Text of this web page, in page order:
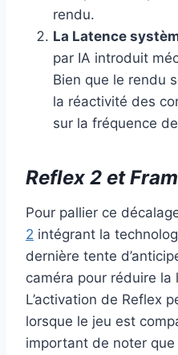
rendu.
La Latence
par IA introduit
Bien que le rendu
la réactivité des
sur la fréquence
Reflex 2 et
Pour pallier ce
2 intégrant la
dernière tente
caméra pour réduire la
L’activation de Reflex
lorsque le jeu est
important de noter